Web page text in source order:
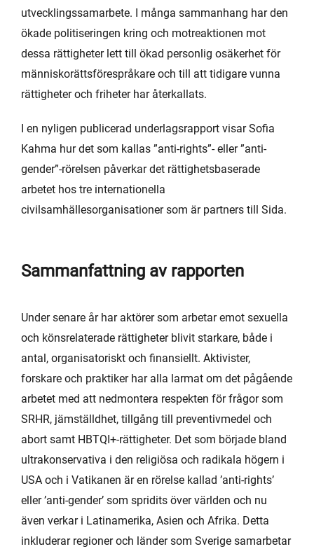
utvecklingssamarbete. I många sammanhang har den
ökade politiseringen kring och motreaktionen mot
dessa rättigheter lett till ökad personlig osäkerhet för
människorättsförespråkare och till att tidigare vunna
rättigheter och friheter har återkallats.
I en nyligen publicerad underlagsrapport visar Sofia
Kahma hur det som kallas ”anti-rights”- eller ”anti-
gender”-rörelsen påverkar det rättighetsbaserade
arbetet hos tre internationella
civilsamhällesorganisationer som är partners till Sida.
Sammanfattning av rapporten
Under senare år har aktörer som arbetar emot sexuella
och könsrelaterade rättigheter blivit starkare, både i
antal, organisatoriskt och finansiellt. Aktivister,
forskare och praktiker har alla larmat om det pågående
arbetet med att nedmontera respekten för frågor som
SRHR, jämställdhet, tillgång till preventivmedel och
abort samt HBTQI+-rättigheter. Det som började bland
ultrakonservativa i den religiösa och radikala högern i
USA och i Vatikanen är en rörelse kallad ’anti-rights’
eller ’anti-gender’ som spridits över världen och nu
även verkar i Latinamerika, Asien och Afrika. Detta
inkluderar regioner och länder som Sverige samarbetar